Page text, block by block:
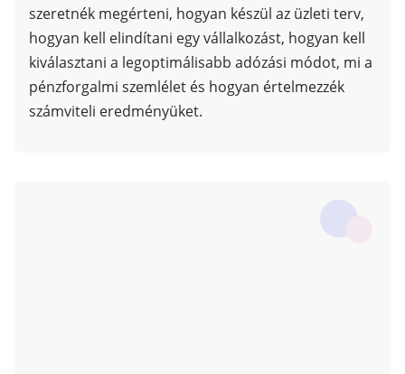
szeretnék megérteni, hogyan készül az üzleti terv,
hogyan kell elindítani egy vállalkozást, hogyan kell
kiválasztani a legoptimálisabb adózási módot, mi a
pénzforgalmi szemlélet és hogyan értelmezzék
számviteli eredményüket.